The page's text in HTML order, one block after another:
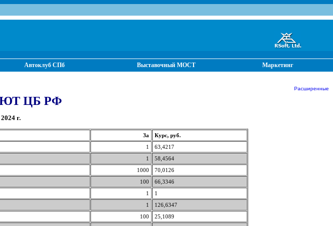
Автоклуб СПб Выставочный МОСТ Маркетинг
Расширенные
ЦБ РФ
г.
За
Курс, руб.
1
63,4217
1
58,4564
1000
70,0126
100
66,3346
1
1
1
126,6347
100
25,1089